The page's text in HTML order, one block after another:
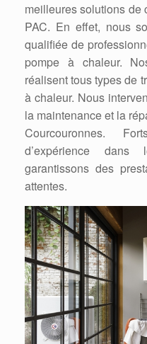
meilleures solutions de
PAC. En effet, nous
qualifiée de
pompe à chaleur.
réalisent tous types de
à chaleur. Nous
la maintenance et la
Courcouronnes.
d’expérience
garantissons des
attentes.